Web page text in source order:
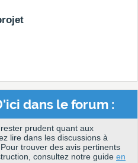
dans le forum :
prudent quant aux
lire dans les discussions à
trouver des avis pertinents
consultez notre guide en